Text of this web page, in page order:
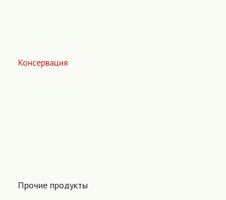
Консервация
Прочие продукты